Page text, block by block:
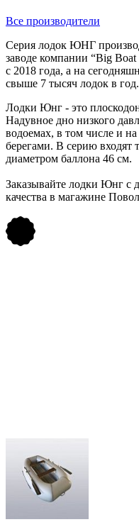
Все производители
Серия лодок ЮНГ
заводе компании “Big
с 2018 года, а на
свыше 7 тысяч лодок в год.
Лодки Юнг - это
Надувное дно низкого
водоемах, в том числе и
берегами. В серию входят
диаметром баллона 46 см.
Заказывайте лодки Юнг с
качества в магажине